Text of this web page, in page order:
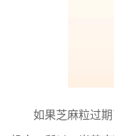
如果芝麻粒过